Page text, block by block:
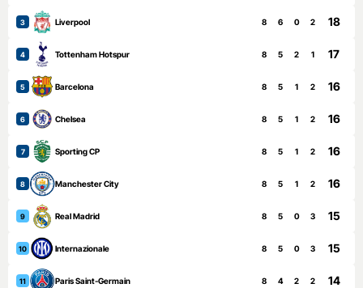
3 Liverpool 8 6 0 2 18
4 Tottenham Hotspur 8 5 2 1 17
5 Barcelona 8 5 1 2 16
6 Chelsea 8 5 1 2 16
7 Sporting CP 8 5 1 2 16
8 Manchester City 8 5 1 2 16
9 Real Madrid 8 5 0 3 15
10 Internazionale 8 5 0 3 15
11 Paris Saint-Germain 8 4 2 2 14